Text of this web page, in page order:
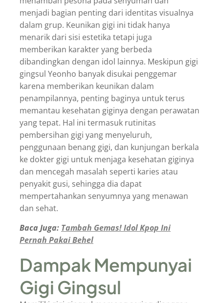
menjadi bagian penting dari identitas visualnya
dalam grup. Keunikan gigi ini tidak hanya
menarik dari sisi estetika tetapi juga
memberikan karakter yang berbeda
dibandingkan dengan idol lainnya. Meskipun gigi
gingsul Yeonho banyak disukai penggemar
karena memberikan keunikan dalam
penampilannya, penting baginya untuk terus
memantau kesehatan giginya dengan perawatan
yang tepat. Hal ini termasuk rutinitas
pembersihan gigi yang menyeluruh,
penggunaan benang gigi, dan kunjungan berkala
ke dokter gigi untuk menjaga kesehatan giginya
dan mencegah masalah seperti karies atau
penyakit gusi, sehingga dia dapat
mempertahankan senyumnya yang menawan
dan sehat.
Baca Juga: Tambah Gemas! Idol Kpop Ini
Pernah Pakai Behel
Dampak Mempunyai
Gigi Gingsul